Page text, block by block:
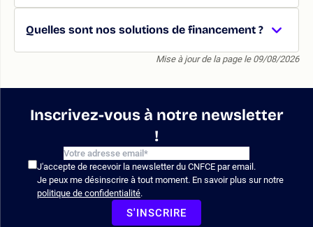
Quelles sont nos solutions de financement ?
Mise à jour de la page le 09/08/2026
Inscrivez-vous à notre newsletter
!
J'accepte de recevoir la newsletter du CNFCE par email.
Je peux me désinscrire à tout moment. En savoir plus sur notre
politique de confidentialité.
S'INSCRIRE